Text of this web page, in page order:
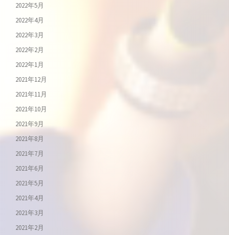
2022年5月
2022年4月
2022年3月
2022年2月
2022年1月
2021年12月
2021年11月
2021年10月
2021年9月
2021年8月
2021年7月
2021年6月
2021年5月
2021年4月
2021年3月
2021年2月